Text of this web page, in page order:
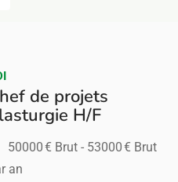
de projets
H/F
50000€ Brut - 53000€ Brut
an